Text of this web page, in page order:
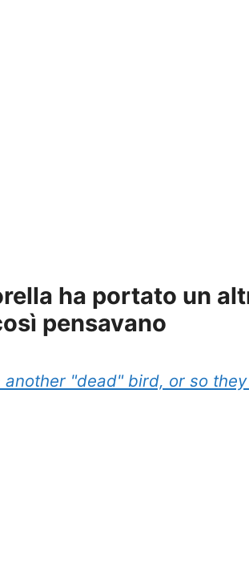
ha portato un
pensavano
"dead" bird, or so